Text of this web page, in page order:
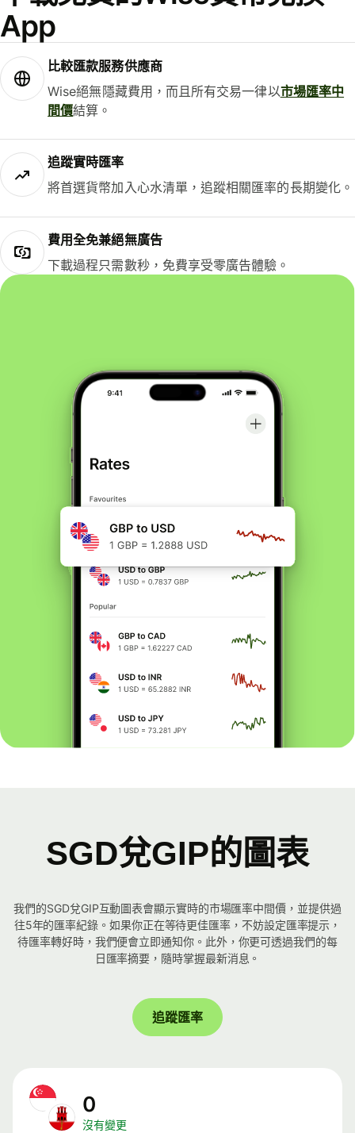
App
比較匯款服務供應商
Wise絕無隱藏費用，而且所有交易一律以市場匯率中
間價結算。
追蹤實時匯率
將首選貨幣加入心水清單，追蹤相關匯率的長期變化。
費用全免兼絕無廣告
下載過程只需數秒，免費享受零廣告體驗。
SGD兌GIP的圖表
我們的SGD兌GIP互動圖表會顯示實時的市場匯率中間價，並提供過
往5年的匯率紀錄。如果你正在等待更佳匯率，不妨設定匯率提示，
待匯率轉好時，我們便會立即通知你。此外，你更可透過我們的每
日匯率摘要，隨時掌握最新消息。
追蹤匯率
0
沒有變更